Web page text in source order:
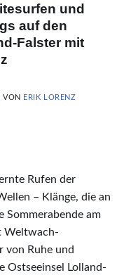
und
auf den
Falster mit
VON ERIK LORENZ
Rufen der
– Klänge, die an
Sommerabende am
Weltwach-
von Ruhe und
Ostseeinsel Lolland-